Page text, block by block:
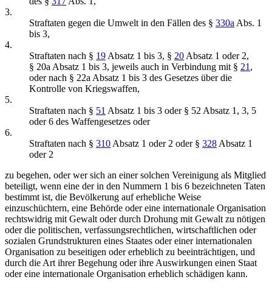
3.
Straftaten gegen die Umwelt in den Fällen des § 330a Abs. 1
bis 3,
4.
Straftaten nach § 19 Absatz 1 bis 3, § 20 Absatz 1 oder 2,
§ 20a Absatz 1 bis 3, jeweils auch in Verbindung mit § 21 ,
oder nach § 22a Absatz 1 bis 3 des Gesetzes über die
Kontrolle von Kriegswaffen,
5.
Straftaten nach § 51 Absatz 1 bis 3 oder § 52 Absatz 1, 3, 5
oder 6 des Waffengesetzes oder
6.
Straftaten nach § 310 Absatz 1 oder 2 oder § 328 Absatz 1
oder 2
zu begehen, oder wer sich an einer solchen Vereinigung als Mitglied
beteiligt, wenn eine der in den Nummern 1 bis 6 bezeichneten Taten
bestimmt ist, die Bevölkerung auf erhebliche Weise
einzuschüchtern, eine Behörde oder eine internationale Organisation
rechtswidrig mit Gewalt oder durch Drohung mit Gewalt zu nötigen
oder die politischen, verfassungsrechtlichen, wirtschaftlichen oder
sozialen Grundstrukturen eines Staates oder einer internationalen
Organisation zu beseitigen oder erheblich zu beeinträchtigen, und
durch die Art ihrer Begehung oder ihre Auswirkungen einen Staat
oder eine internationale Organisation erheblich schädigen kann.